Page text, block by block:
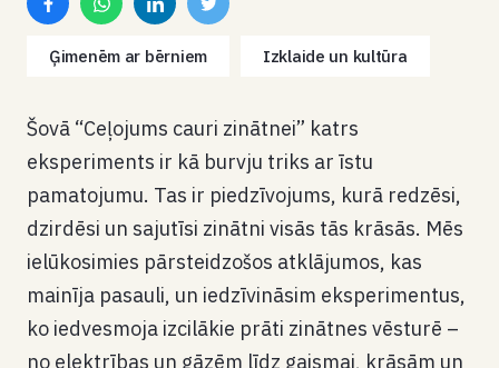
Ģimenēm ar bērniem Izklaide un kultūra
Šovā “Ceļojums cauri zinātnei” katrs
eksperiments ir kā burvju triks ar īstu
pamatojumu. Tas ir piedzīvojums, kurā redzēsi,
dzirdēsi un sajutīsi zinātni visās tās krāsās. Mēs
ielūkosimies pārsteidzošos atklājumos, kas
mainīja pasauli, un iedzīvināsim eksperimentus,
ko iedvesmoja izcilākie prāti zinātnes vēsturē –
no elektrības un gāzēm līdz gaismai, krāsām un